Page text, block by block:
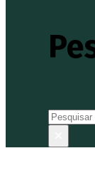
Pesquisar